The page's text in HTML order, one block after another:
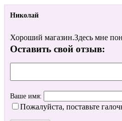
Николай
Хороший магазин.Здесь мне
Оставить свой отзыв:
Ваше имя:
Пожалуйста, поставьте